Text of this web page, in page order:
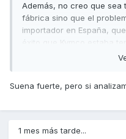
Además, no creo que sea
fábrica sino que el
importador en España,
éxito que Kymco estaba
se llenaron de ambición y
Suena fuerte, pero si
1 mes más tarde...